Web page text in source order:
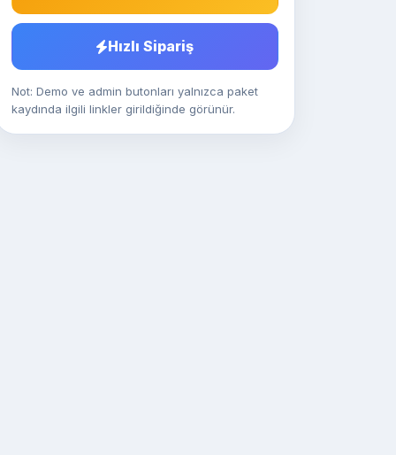
Hızlı Sipariş
Not: Demo ve admin butonları yalnızca paket
kaydında ilgili linkler girildiğinde görünür.